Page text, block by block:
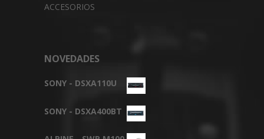
ACCESORIOS
NOVEDADES
SONY - DSXA110U
SONY - DSXA400BT